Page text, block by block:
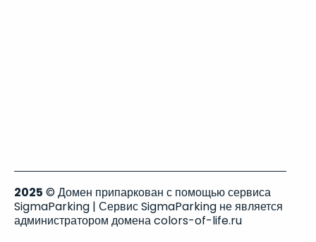
2025 © Домен припаркован с помощью сервиса
SigmaParking | Сервис SigmaParking не является
администратором домена colors-of-life.ru